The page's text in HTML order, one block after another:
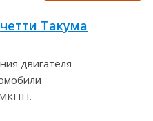
Такума
двигателя